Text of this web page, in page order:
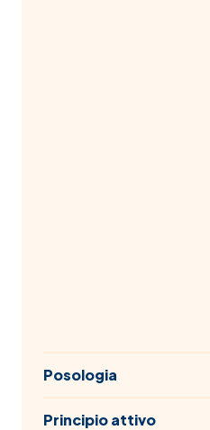
Posologia
Principio attivo